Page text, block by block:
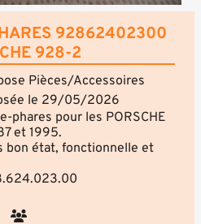
92862402300
928-2
Pièces/Accessoires
le 29/05/2026
phares pour les PORSCHE
et 1995.
bon état, fonctionnelle et